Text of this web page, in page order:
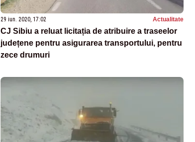
29 iun. 2020, 17:02 Actualitate
CJ Sibiu a reluat licitația de atribuire a traseelor
județene pentru asigurarea transportului, pentru
zece drumuri